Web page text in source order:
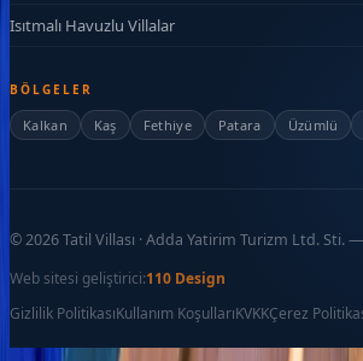
Isıtmalı Havuzlu Villalar
BÖLGELER
Kalkan Kaş Fethiye Patara Üzümlü
©2026Tatil Villası · Adda Yatirim Turizm Ltd. Sti. —
Web sitesi geliştirici:110 Design
Gizlilik PolitikasıKullanım KoşullarıKVKKÇerez